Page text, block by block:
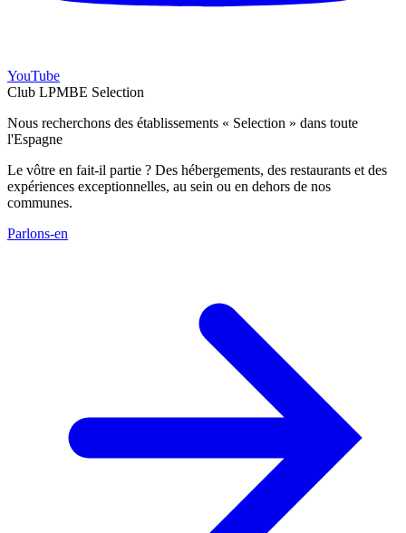
YouTube
Club LPMBE Selection
Nous recherchons des établissements « Selection » dans toute
l'Espagne
Le vôtre en fait-il partie ? Des hébergements, des restaurants et des
expériences exceptionnelles, au sein ou en dehors de nos
communes.
Parlons-en